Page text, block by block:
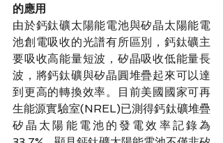
的應用
由於鈣鈦礦太陽能電池與矽晶太陽能電
池創電吸收的光譜有所區別，鈣鈦礦主
要吸收高能量短波，矽晶吸收低能量長
波，將鈣鈦礦與矽晶圓堆疊起來可以達
到更高的轉換效率。目前美國國家可再
生能源實驗室(NREL)已測得鈣鈦礦堆疊
矽晶太陽能電池的發電效率記錄為